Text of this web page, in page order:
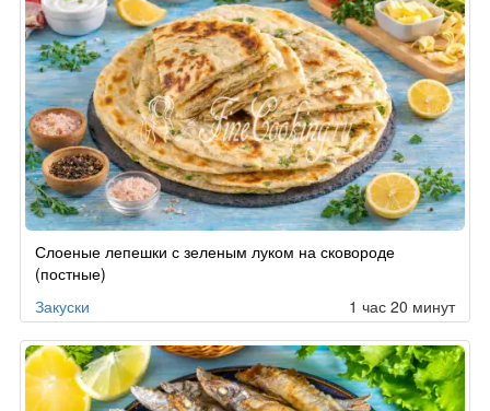
Слоеные лепешки с зеленым луком на сковороде
(постные)
Закуски
1 час 20 минут